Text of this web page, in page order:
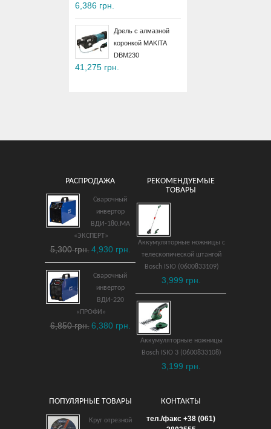
6,386 грн.
Дрель с алмазной
коронкой MAKITA
DBM230
41,275 грн.
РАСПРОДАЖА
Сварочный
инвертор
ВДИ-180.МА
«ЭКСПЕРТ»
5,300 грн. 4,930 грн.
Сварочный
инвертор
ВДИ-220
«ПРОФИ»
6,850 грн. 6,380 грн.
РЕКОМЕНДУЕМЫЕ
ТОВАРЫ
Аккумуляторные ножницы с
телескопической штангой
Bosch ISIO (0600833109)
3,999 грн.
Аккумуляторные ножницы
Bosch ISIO 3 (0600833108)
3,199 грн.
ПОПУЛЯРНЫЕ ТОВАРЫ
Круг отрезной
КОНТАКТЫ
тел./факс +38 (061)